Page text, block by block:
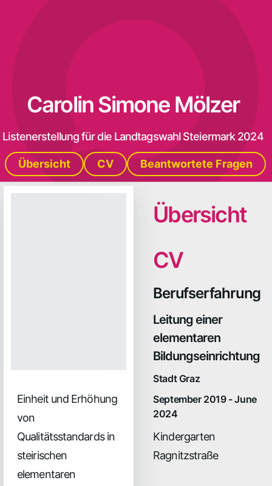
Carolin Simone Mölzer
Listenerstellung für die Landtagswahl Steiermark 2024
Übersicht CV Beantwortete Fragen
Einheit und Erhöhung
von
Qualitätsstandards in
steirischen
elementaren
Übersicht
CV
Berufserfahrung
Leitung einer
elementaren
Bildungseinrichtung
Stadt Graz
September 2019 - June
2024
Kindergarten
Ragnitzstraße